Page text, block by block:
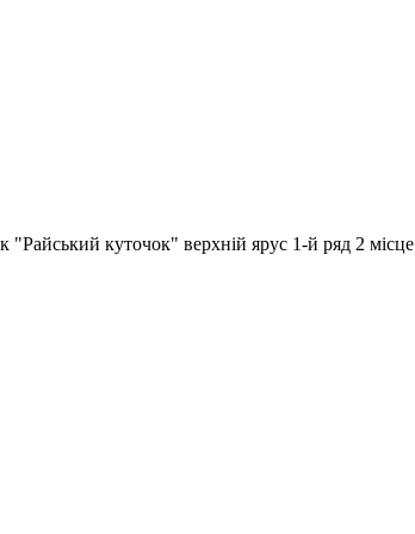
куточок" верхній ярус 1-й ряд 2 місце